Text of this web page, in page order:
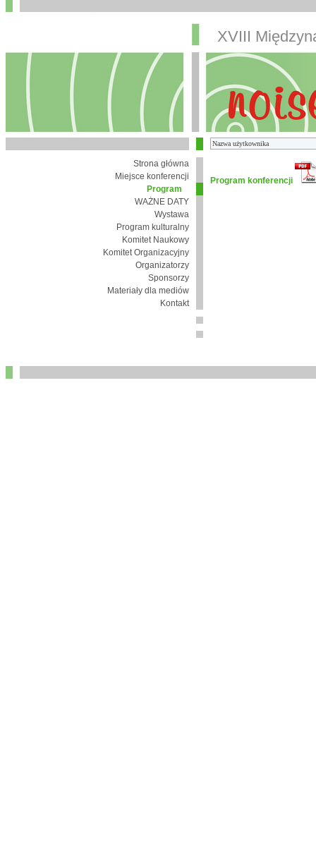
XVIII
Strona główna
Miejsce konferencji
Program
WAŻNE DATY
Wystawa
Program kulturalny
Komitet Naukowy
Komitet Organizacyjny
Organizatorzy
Sponsorzy
Materiały dla mediów
Kontakt
Program konferencji